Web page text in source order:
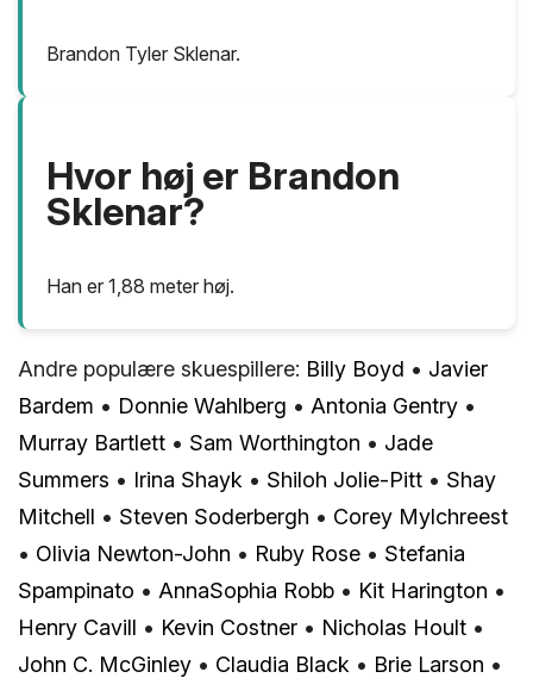
Brandon Tyler Sklenar.
Hvor høj er Brandon
Sklenar?
Han er 1,88 meter høj.
Andre populære skuespillere: Billy Boyd • Javier
Bardem • Donnie Wahlberg • Antonia Gentry •
Murray Bartlett • Sam Worthington • Jade
Summers • Irina Shayk • Shiloh Jolie-Pitt • Shay
Mitchell • Steven Soderbergh • Corey Mylchreest
• Olivia Newton-John • Ruby Rose • Stefania
Spampinato • AnnaSophia Robb • Kit Harington •
Henry Cavill • Kevin Costner • Nicholas Hoult •
John C. McGinley • Claudia Black • Brie Larson •